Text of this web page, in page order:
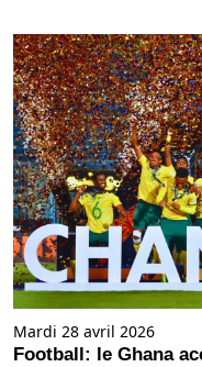
Mardi 28 avril 2026
Football: le Ghana